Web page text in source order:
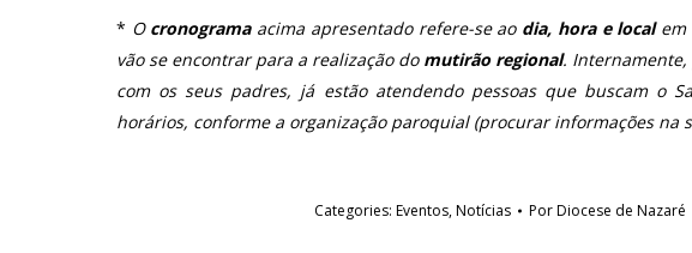
* Ocronogramaacima apresentado refere-se ao dia, hora e localem
vão se encontrar para a realização do mutirão regional. Internamente,
com os seus padres, já estão atendendo pessoas que buscam o
horários, conforme a organização paroquial (procurar informações na
Categories: Eventos,Notícias PorDiocese de Nazaré